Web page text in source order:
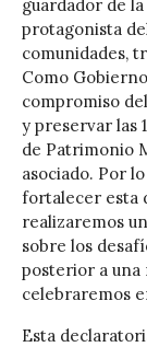
guardador de
protagonista
comunidades,
Como
compromiso
y preservar las
de Patrimonio
asociado. Por
fortalecer esta
realizaremos
sobre los
posterior a una
celebraremos
Esta